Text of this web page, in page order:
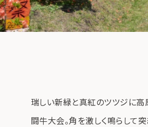
瑞しい新緑と真紅のツツジに高
闘牛大会。角を激しく鳴らして